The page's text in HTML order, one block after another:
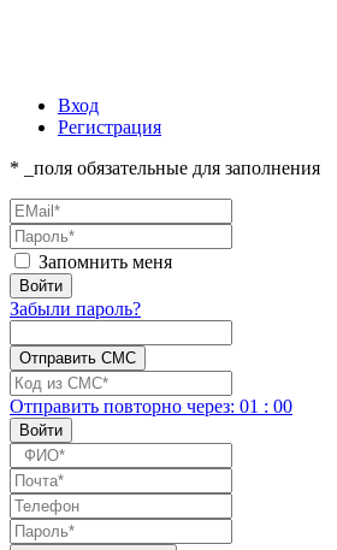
Вход
Регистрация
* _поля обязательные для заполнения
Запомнить меня
Забыли пароль?
Отправить повторно через: 01 : 00